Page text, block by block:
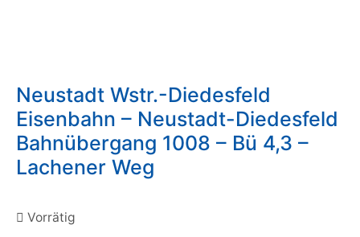
Neustadt Wstr.-Diedesfeld
Eisenbahn – Neustadt-Diedesfeld
Bahnübergang 1008 – Bü 4,3 –
Lachener Weg
Vorrätig